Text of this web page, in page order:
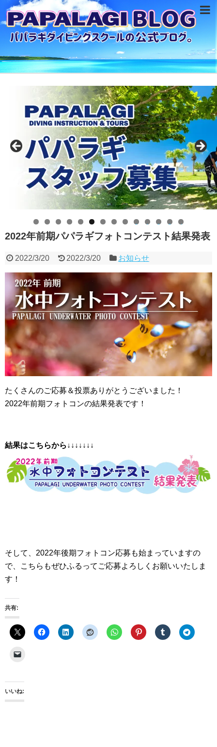
0 1 2 3 4
2022年前期パパラギフォトコンテスト結果発表
2022/3/20 2022/3/20 お知らせ
たくさんのご応募＆投票ありがとうございました！
2022年前期フォトコンの結果発表です！
結果はこちらから↓↓↓↓↓↓↓
そして、2022年後期フォトコン応募も始まっていますの
で、こちらもぜひふるってご応募よろしくお願いいたしま
す！
共有:
いいね: